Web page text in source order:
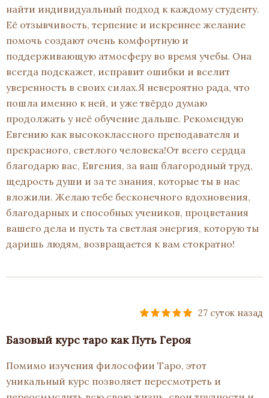
найти индивидуальный подход к каждому студенту.
Её отзывчивость, терпение и искреннее желание
помочь создают очень комфортную и
поддерживающую атмосферу во время учебы. Она
всегда подскажет, исправит ошибки и вселит
уверенность в своих силах.Я невероятно рада, что
пошла именно к ней, и уже твёрдо думаю
продолжать у неё обучение дальше. Рекомендую
Евгению как высококлассного преподавателя и
прекрасного, светлого человека!От всего сердца
благодарю вас, Евгения, за ваш благородный труд,
щедрость души и за те знания, которые ты в нас
вложили. Желаю тебе бесконечного вдохновения,
благодарных и способных учеников, процветания
вашего дела и пусть та светлая энергия, которую ты
даришь людям, возвращается к вам стократно!
27 суток назад
Базовый курс таро как Путь Героя
Помимо изучения философии Таро, этот
уникальный курс позволяет пересмотреть и